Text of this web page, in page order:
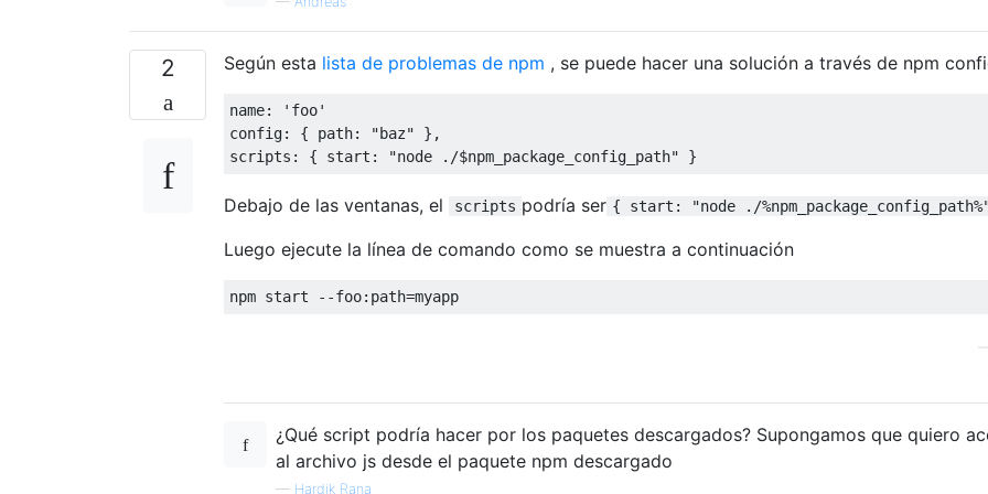
2 Según esta lista de problemas de npm , se puede hacer una solución a través de npm
name:
'foo'
config: { path: "baz"
},
scripts : { start : "node ./$npm_package_config_path" }
Debajo de las ventanas, el scripts podría ser { start: "node ./
Luego ejecute la línea de comando como se muestra a continuación
npm start --foo: path=myapp
¿Qué script podría hacer por los paquetes descargados? Supongamos que quiero
al archivo js desde el paquete npm descargado
— Hardik Rana